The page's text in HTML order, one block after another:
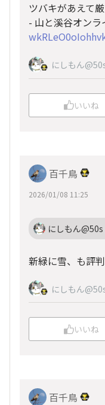
ツバキがあえて
- 山と溪谷オンラ
にしもん
いいね
百千鳥
2026/01/08 11:25
にしもん
新緑に雪、も評
にしもん
いいね
百千鳥